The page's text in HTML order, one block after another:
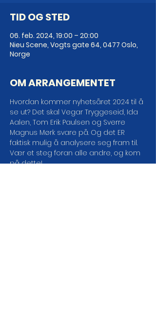
TID OG STED
06. feb. 2024, 19:00 – 20:00
Nieu Scene, Vogts gate 64, 0477 Oslo,
Norge
OM ARRANGEMENTET
Hvordan kommer nyhetsåret 2024 til å
se ut? Det skal Vegar Tryggeseid, Ida
Aalen, Tom Erik Paulsen og Sverre
Magnus Mørk svare på. Og det ER
faktisk mulig å analysere seg fram til.
Vær et steg foran alle andre, og kom
på dette!